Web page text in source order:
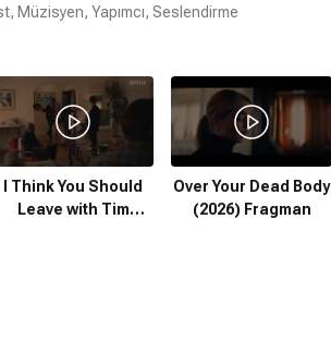
Müzisyen, Yapımcı, Seslendirme
I Think You Should
Leave with Tim
Over Your Dead Body
(2026) Fragman